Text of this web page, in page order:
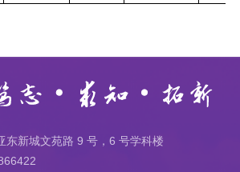
东新城文苑路 9 号，6 号学科楼